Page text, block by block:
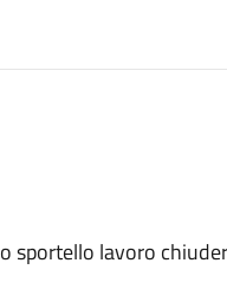
sportello lavoro